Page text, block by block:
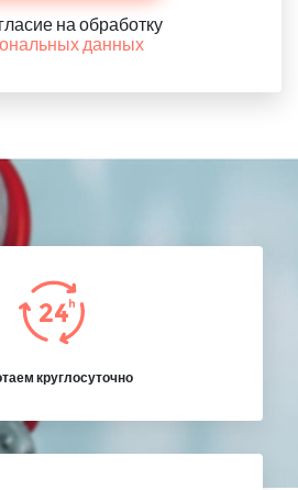
на обработку
данных
круглосуточно